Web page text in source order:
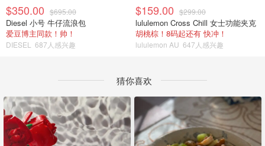
$350.00 $695.00
Diesel 小号 牛仔流浪包
爱豆博主同款！帅！
DIESEL 687人感兴趣
$159.00 $299.00
lululemon Cross Chill 女士功能夹克
胡桃棕！8码起还有 快冲！
lululemon AU 647人感兴趣
猜你喜欢